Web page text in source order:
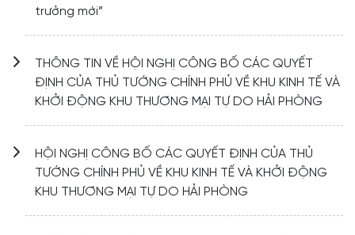
trưởng mới”
THÔNG TIN VỀ HỘI NGHỊ CÔNG BỐ CÁC QUYẾT
ĐỊNH CỦA THỦ TƯỚNG CHÍNH PHỦ VỀ KHU KINH TẾ VÀ
KHỞI ĐỘNG KHU THƯƠNG MẠI TỰ DO HẢI PHÒNG
HỘI NGHỊ CÔNG BỐ CÁC QUYẾT ĐỊNH CỦA THỦ
TƯỚNG CHÍNH PHỦ VỀ KHU KINH TẾ VÀ KHỞI ĐỘNG
KHU THƯƠNG MẠI TỰ DO HẢI PHÒNG